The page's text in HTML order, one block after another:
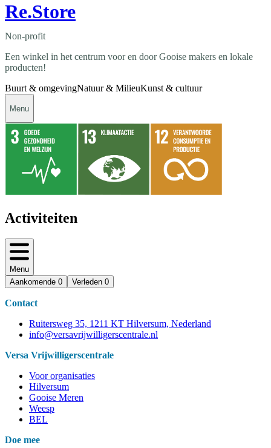
Re.Store
Non-profit
Een winkel in het centrum voor en door Gooise makers en lokale
producten!
Buurt & omgevingNatuur & MilieuKunst & cultuur
Menu
Activiteiten
Menu
Aankomende 0 Verleden 0
Contact
Ruitersweg 35, 1211 KT Hilversum, Nederland
info@versavrijwilligerscentrale.nl
Versa Vrijwilligerscentrale
Voor organisaties
Hilversum
Gooise Meren
Weesp
BEL
Doe mee